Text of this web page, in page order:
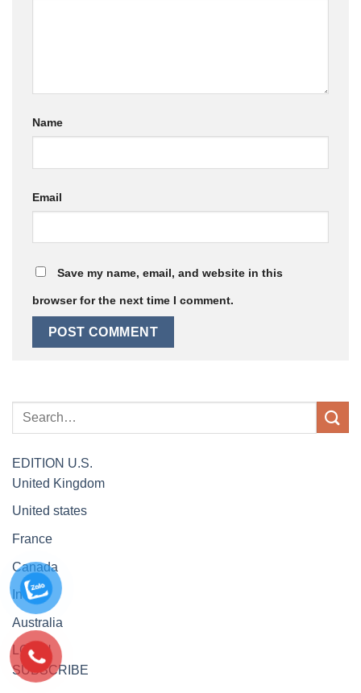
Name
Email
Save my name, email, and website in this
browser for the next time I comment.
EDITION U.S.
United Kingdom
United states
France
Canada
India
Australia
LOGIN
SUBSCRIBE